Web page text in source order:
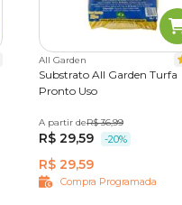
All Garden
Substrato All Garden Turfa
Pronto Uso
5 kg 10 kg
A partir deR$ 36,99
R$ 29,59 -20%
R$ 29,59
Compra Programada